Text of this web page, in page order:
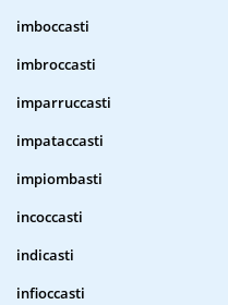
imboccasti
imbroccasti
imparruccasti
impataccasti
impiombasti
incoccasti
indicasti
infioccasti